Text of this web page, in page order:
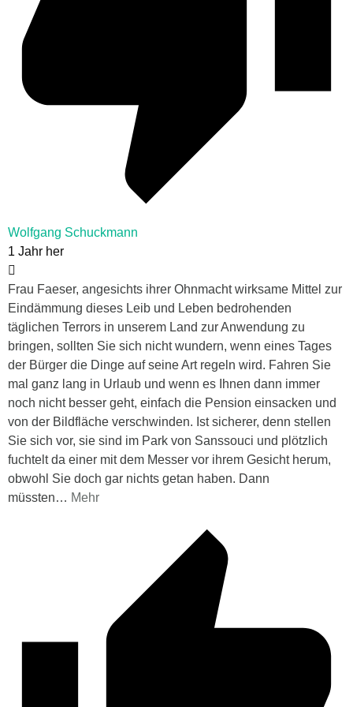
Wolfgang Schuckmann
1 Jahr her
Frau Faeser, angesichts ihrer Ohnmacht wirksame Mittel zur
Eindämmung dieses Leib und Leben bedrohenden
täglichen Terrors in unserem Land zur Anwendung zu
bringen, sollten Sie sich nicht wundern, wenn eines Tages
der Bürger die Dinge auf seine Art regeln wird. Fahren Sie
mal ganz lang in Urlaub und wenn es Ihnen dann immer
noch nicht besser geht, einfach die Pension einsacken und
von der Bildfläche verschwinden. Ist sicherer, denn stellen
Sie sich vor, sie sind im Park von Sanssouci und plötzlich
fuchtelt da einer mit dem Messer vor ihrem Gesicht herum,
obwohl Sie doch gar nichts getan haben. Dann
müssten… Mehr